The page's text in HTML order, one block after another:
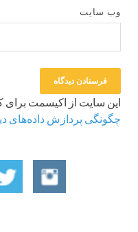
وب‌ سایت
این سایت از اکیسمت
چگونگی پردازش داده‌های